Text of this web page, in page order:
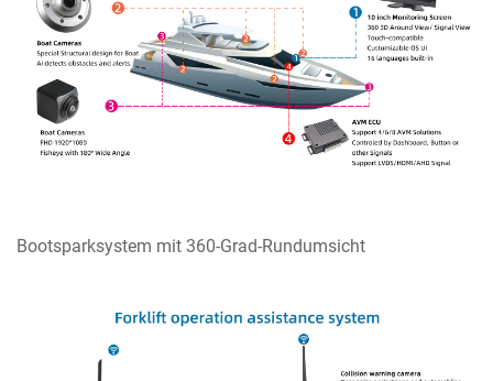
Bootsparksystem mit 360-Grad-Rundumsicht